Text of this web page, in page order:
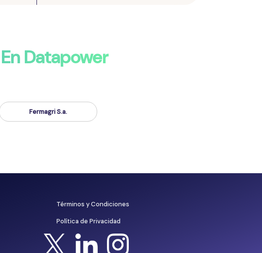
Datapower
Fermagri S.a.
Términos y Condiciones
Política de Privacidad